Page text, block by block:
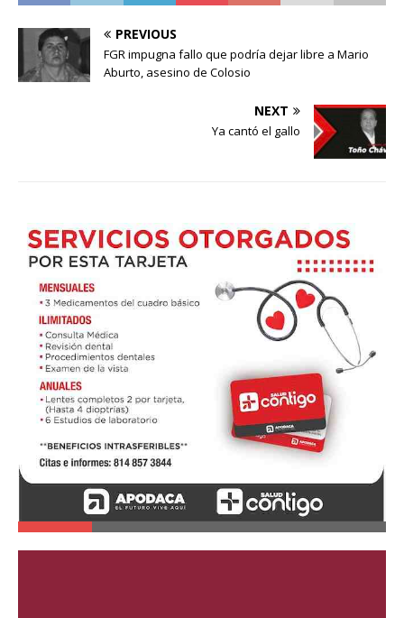
PREVIOUS
FGR impugna fallo que podría dejar libre a Mario
Aburto, asesino de Colosio
NEXT
Ya cantó el gallo